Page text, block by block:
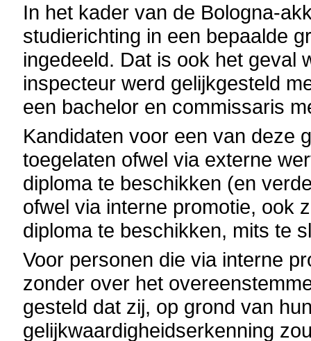
In het kader van de Bologna-
studierichting in een bepaalde
ingedeeld. Dat is ook het geval
inspecteur werd gelijkgesteld
een bachelor en commissaris
Kandidaten voor een van deze
toegelaten ofwel via externe
diploma te beschikken (en
ofwel via interne promotie, ook
diploma te beschikken, mits te
Voor personen die via interne
zonder over het
gesteld dat zij, op grond van
gelijkwaardigheidserkenning